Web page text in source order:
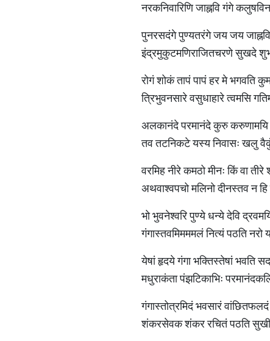
नरकनिवारिणि जाह्नवि गंगे
पुनरसदंगे पुण्यतरंगे जय जय
इंद्रमुकुटमणिराजितचरणे सुखदे
रोगं शोकं तापं पापं हर मे भगवति
त्रिभुवनसारे वसुधाहारे त्वमसि
अलकानंदे परमानंदे कुरु करुणामयि
तव तटनिकटे यस्य निवासः खलु
वरमिह नीरे कमठो मीनः किं वा तीरे
अथवाश्वपचो मलिनो दीनस्तव न
भो भुवनेश्वरि पुण्ये धन्ये देवि
गंगास्तवमिमममलं नित्यं पठति
येषां हृदये गंगा भक्तिस्तेषां भवति
मधुराकंता पंझटिकाभिः
गंगास्तोत्रमिदं भवसारं
शंकरसेवक शंकर रचितं पठति